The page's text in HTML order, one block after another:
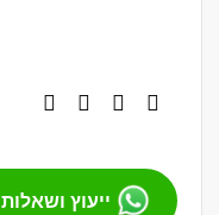
ייעוץ ושאלות